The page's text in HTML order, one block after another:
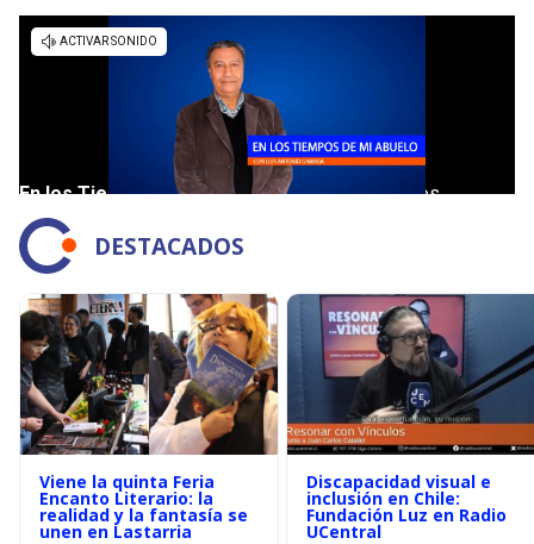
DESTACADOS
Viene la quinta Feria
Encanto Literario: la
realidad y la fantasía se
unen en Lastarria
Discapacidad visual e
inclusión en Chile:
Fundación Luz en Radio
UCentral